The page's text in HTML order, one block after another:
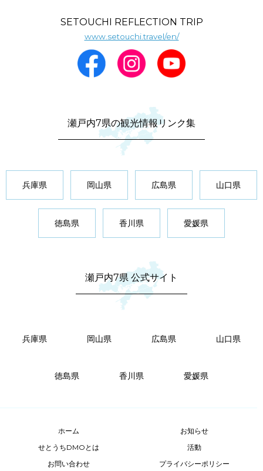
SETOUCHI REFLECTION TRIP
www.setouchi.travel/en/
瀬戸内7県の観光情報リンク集
兵庫県 岡山県 広島県 山口県
徳島県 香川県 愛媛県
瀬戸内7県 公式サイト
兵庫県 岡山県 広島県 山口県
徳島県 香川県 愛媛県
ホーム
お知らせ
せとうちDMOとは
活動
お問い合わせ
プライバシーポリシー